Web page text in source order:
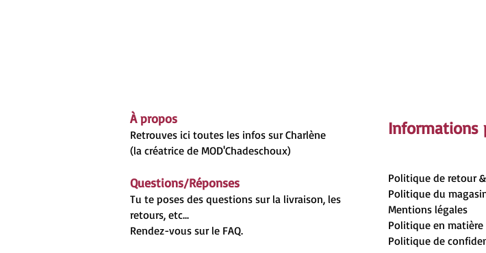
À propos
Retrouves ici toutes les infos sur Charlène
(la créatrice de MOD'Chadeschoux)
Questions/Réponses
Tu te poses des questions sur la livraison, les
retours, etc...
Rendez-vous sur le FAQ.
Informations
Politique de retour
Politique du magasin
Mentions légales
Politique en matière
Politique de